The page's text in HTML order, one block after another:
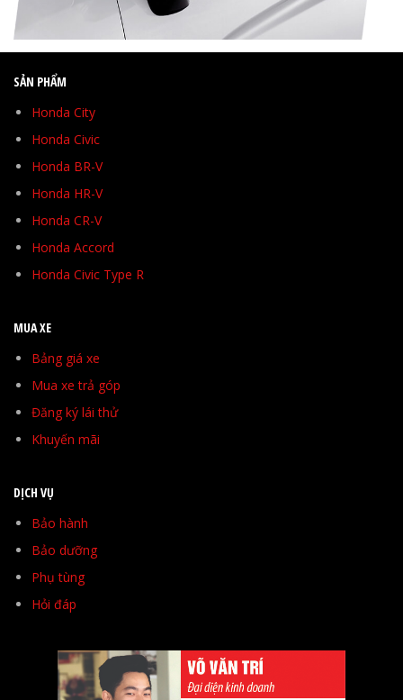
SẢN PHẨM
Honda City
Honda Civic
Honda BR-V
Honda HR-V
Honda CR-V
Honda Accord
Honda Civic Type R
MUA XE
Bảng giá xe
Mua xe trả góp
Đăng ký lái thử
Khuyến mãi
DỊCH VỤ
Bảo hành
Bảo dưỡng
Phụ tùng
Hỏi đáp